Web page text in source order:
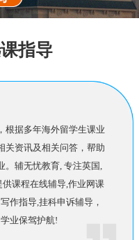
指导
根据多年海外留学生课业
关资讯及相关问答，帮助
辅无忧教育, 专注英国,
课程在线辅导,作业网课
作指导,挂科申诉辅导，
业保驾护航!